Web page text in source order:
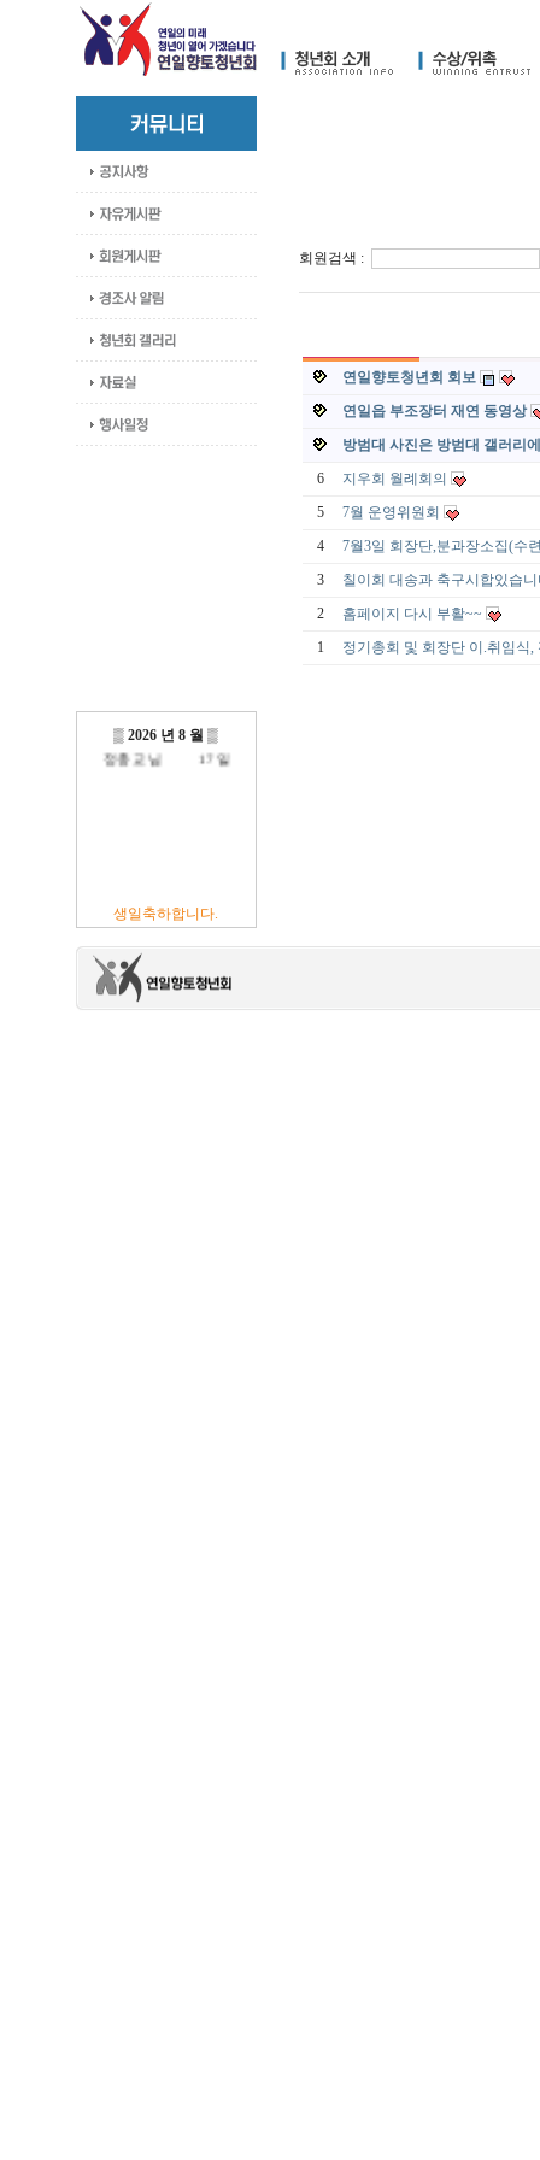
▒ 2026 년 8 월 ▒
전현주 님
01 일
이충훈 님
09 일
정충교 님
17 일
생일축하합니다.
회원검색 :
연일향토청년회 회보
연일읍 부조장터 재연 동영상
방범대 사진은 방범대 갤러리
6
지우회 월례회의
5
7월 운영위원회
4
7월3일 회장단,분과장소집(수
3
칠이회 대송과 축구시합있습
2
홈페이지 다시 부활~~
1
정기총회 및 회장단 이.취임식